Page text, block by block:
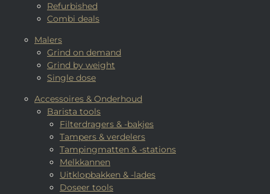
Refurbished
Combi deals
Malers
Grind on demand
Grind by weight
Single dose
Accessoires & Onderhoud
Barista tools
Filterdragers & -bakjes
Tampers & verdelers
Tampingmatten & -stations
Melkkannen
Uitklopbakken & -lades
Doseer tools